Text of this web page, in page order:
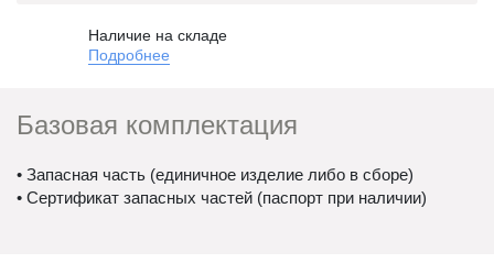
Наличие на складе
Подробнее
Базовая комплектация
• Запасная часть (единичное изделие либо в сборе)
• Сертификат запасных частей (паспорт при наличии)